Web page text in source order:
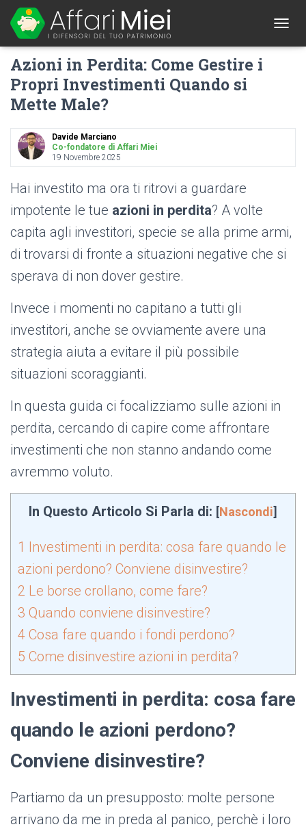
O
N
Azioni in Perdita: Come Gestire i
Propri Investimenti Quando si
Mette Male?
Davide Marciano
Co-fondatore di Affari Miei
19 Novembre 2025
Hai investito ma ora ti ritrovi a guardare
impotente le tue azioni in perdita? A volte
capita agli investitori, specie se alla prime armi,
di trovarsi di fronte a situazioni negative che si
sperava di non dover gestire.
Invece i momenti no capitano a tutti gli
investitori, anche se ovviamente avere una
strategia aiuta a evitare il più possibile
situazioni scoraggianti.
In questa guida ci focalizziamo sulle azioni in
perdita, cercando di capire come affrontare
investimenti che non stanno andando come
avremmo voluto.
In Questo Articolo Si Parla di: [Nascondi]
1 Investimenti in perdita: cosa fare quando le
azioni perdono? Conviene disinvestire?
2 Le borse crollano, come fare?
3 Quando conviene disinvestire?
4 Cosa fare quando i fondi perdono?
5 Come disinvestire azioni in perdita?
Investimenti in perdita: cosa fare
quando le azioni perdono?
Conviene disinvestire?
Partiamo da un presupposto: molte persone
arrivano da me in preda al panico, perchè i loro